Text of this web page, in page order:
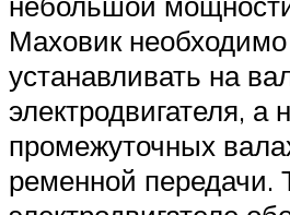
Маховик необходимо
устанавливать на
электродвигателя, а
промежуточных
ременной передачи.